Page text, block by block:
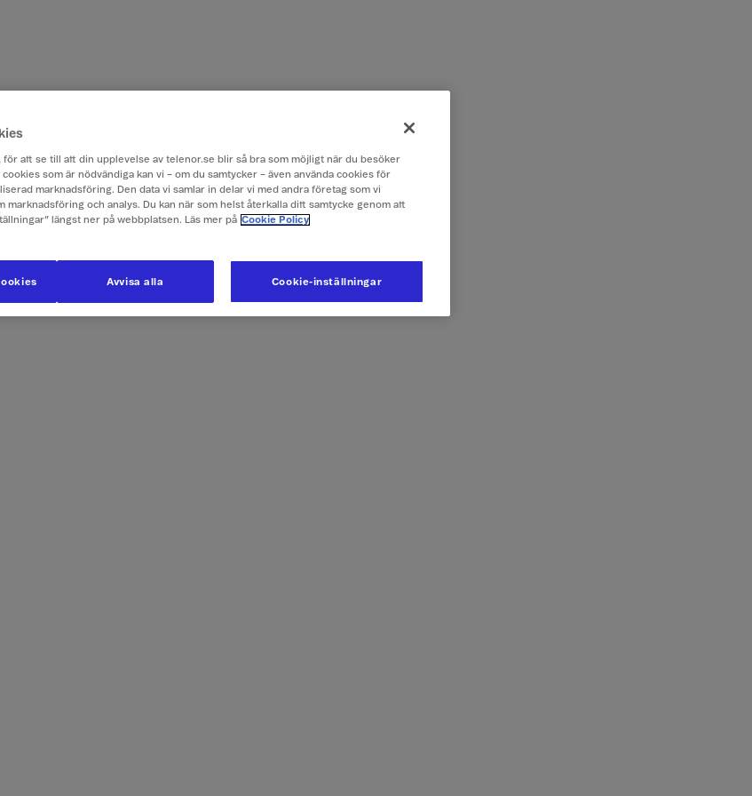
för att se till att din upplevelse av telenor.se blir så bra som möjligt när du besöker
som är nödvändiga kan vi – om du samtycker – även använda cookies för
marknadsföring. Den data vi samlar in delar vi med andra företag som vi
marknadsföring och analys. Du kan när som helst återkalla ditt samtycke genom att
längst ner på webbplatsen. Läs mer på Cookie Policy
Cookie-inställningar
Avvisa alla